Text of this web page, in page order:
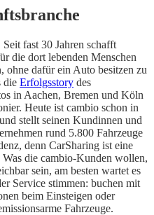
Seit fast 30 Jahren schafft
die dort lebenden Menschen
ohne dafür ein Auto besitzen zu
die Erfolgsstory des
in Aachen, Bremen und Köln
Heute ist cambio schon in
stellt seinen Kundinnen und
rund 5.800 Fahrzeuge
denn CarSharing ist eine
Was die cambio-Kunden wollen,
sein, am besten wartet es
Service stimmen: buchen mit
beim Einsteigen oder
Fahrzeuge.